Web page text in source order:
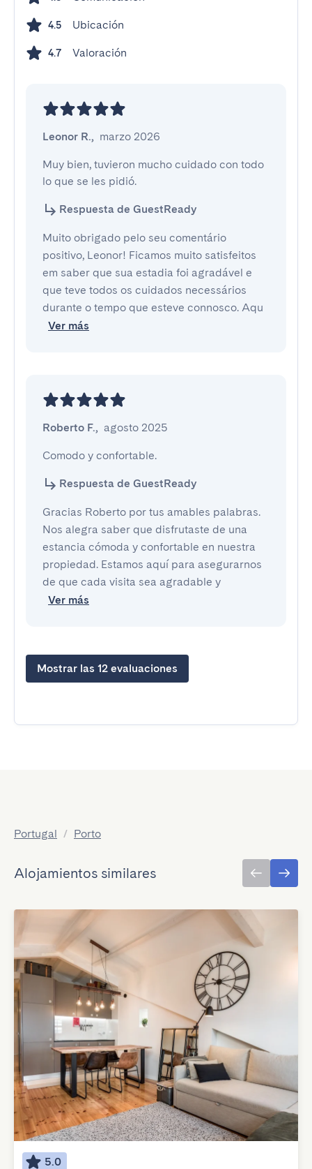
4.5 Ubicación
4.7 Valoración
Leonor R., marzo 2026
Muy bien, tuvieron mucho cuidado con todo
lo que se les pidió.
Respuesta de GuestReady
Muito obrigado pelo seu comentário
positivo, Leonor! Ficamos muito satisfeitos
em saber que sua estadia foi agradável e
que teve todos os cuidados necessários
durante o tempo que esteve connosco. Aqu
Ver más
Roberto F., agosto 2025
Comodo y confortable.
Respuesta de GuestReady
Gracias Roberto por tus amables palabras.
Nos alegra saber que disfrutaste de una
estancia cómoda y confortable en nuestra
propiedad. Estamos aquí para asegurarnos
de que cada visita sea agradable y
Ver más
Mostrar las 12 evaluaciones
Portugal / Porto
Alojamientos similares
5.0